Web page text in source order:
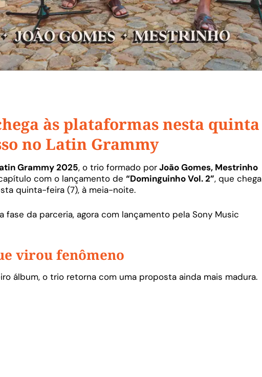
às plataformas nesta quinta
no Latin Grammy
Grammy 2025, o trio formado porJoão Gomes, Mestrinho
com o lançamento de “Dominguinho Vol. 2”, que chega
quinta-feira (7), à meia-noite.
fase da parceria, agora com lançamento pela Sony Music
virou fenômeno
álbum, o trio retorna com uma proposta ainda mais madura.